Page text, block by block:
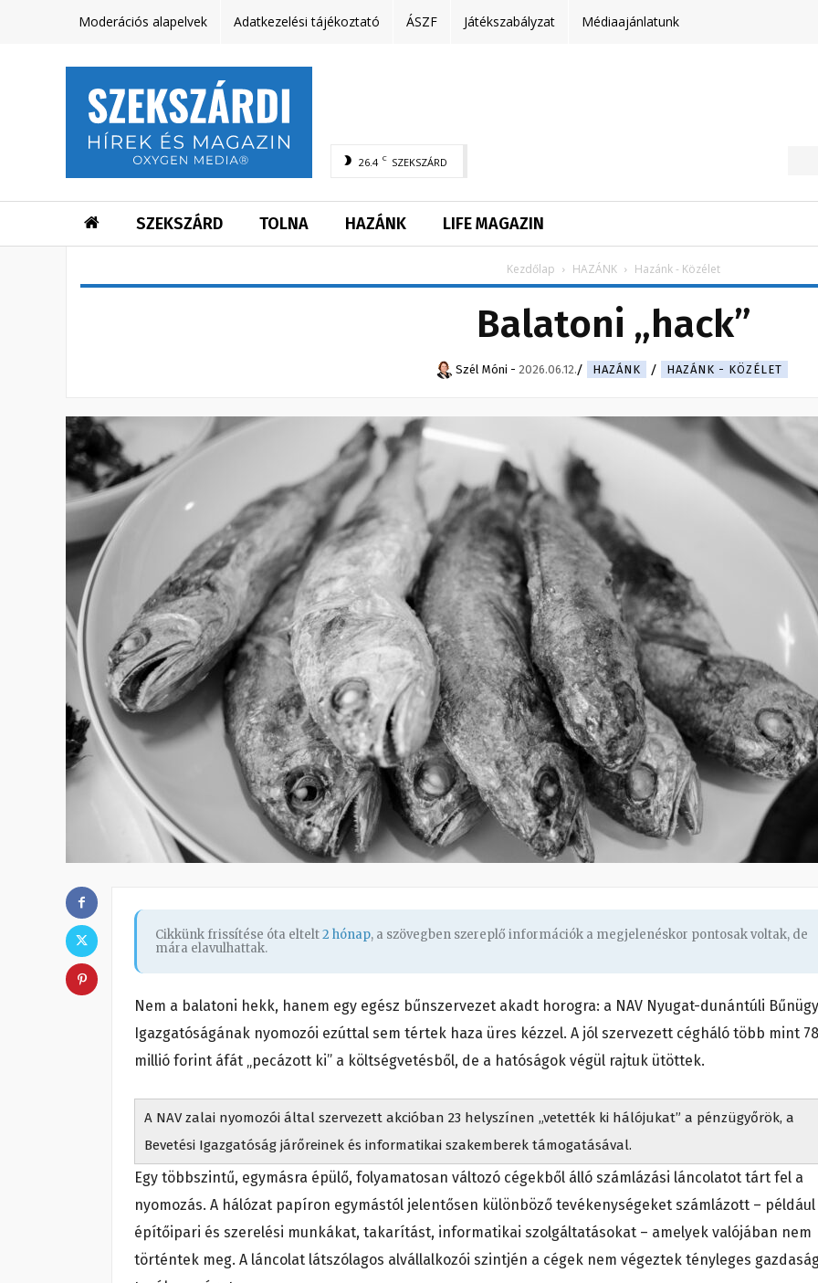
Moderációs alapelvek Adatkezelési tájékoztató ÁSZF Játékszabályzat Médiaajánlatunk
26.4 C SZEKSZÁRD
SZEKSZÁRD TOLNA HAZÁNK LIFE MAGAZIN
Kezdőlap HAZÁNK Hazánk - Közélet
Balatoni „hack”
Szél Móni - 2026.06.12. HAZÁNK HAZÁNK - KÖZÉLET
Cikkünk frissítése óta eltelt2 hónap, a szövegben szereplő információk a megjelenéskor pontosak voltak, de
mára elavulhattak.
Nem a balatoni hekk, hanem egy egész bűnszervezet akadt horogra: a NAV Nyugat-dunántúli
Igazgatóságának nyomozói ezúttal sem tértek haza üres kézzel. A jól szervezett cégháló több mint
millió forint áfát „pecázott ki” a költségvetésből, de a hatóságok végül rajtuk ütöttek.
A NAV zalai nyomozói által szervezett akcióban 23 helyszínen „vetették ki hálójukat” a pénzügyőrök, a
Bevetési Igazgatóság járőreinek és informatikai szakemberek támogatásával.
Egy többszintű, egymásra épülő, folyamatosan változó cégekből álló számlázási láncolatot tárt fel a
nyomozás. A hálózat papíron egymástól jelentősen különböző tevékenységeket számlázott – például
építőipari és szerelési munkákat, takarítást, informatikai szolgáltatásokat – amelyek valójában nem
történtek meg. A láncolat látszólagos alvállalkozói szintjén a cégek nem végeztek tényleges